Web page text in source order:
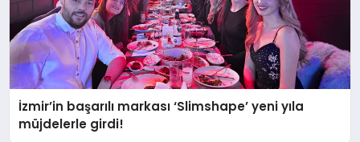
İzmir’in başarılı markası ‘Slimshape’ yeni yıla
müjdelerle girdi!